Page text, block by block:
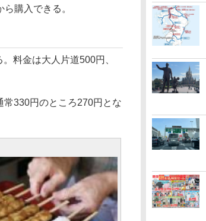
購入できる。
料金は大人片道500円、
330円のところ270円とな